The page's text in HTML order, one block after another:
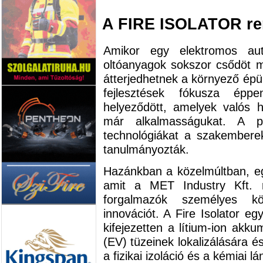
A FIRE ISOLATOR
Amikor egy elektromos
oltóanyagok sokszor csődöt
átterjedhetnek a környező
fejlesztések fókusza
helyeződött, amelyek valós
már alkalmasságukat.
technológiákat a
tanulmányozták.
Hazánkban a közelmúltban,
amit a MET Industry Kft.
forgalmazók személyes
innovációt. A Fire Isolator
kifejezetten a lítium-ion
(EV) tüzeinek lokalizálására
a fizikai izoláció és a kémiai